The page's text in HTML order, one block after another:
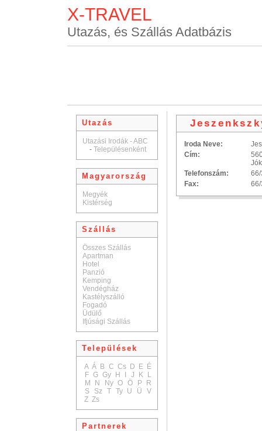
X-TRAVEL
Utazás, és Szállás Adatbázis
Utazás
Utazási Irodák - ABC
- Településenként
Magyarország
Megyék
Kistérség
Szállás
Összes Szállás
Apartman
Hotel
Panzió
Kemping
Vendégház
Kastélyszálló
Fogadó
Üdülő
Ifjúsági Szállás
Települések
A Á B C Cs D E É
F G Gy H J K
L
M
N Ny O Ö P
R
S
Sz T Ty U Ü
V
Z Zs
Partnerek
Iroda Neve:
Cím:
Telefonszám:
Fax: